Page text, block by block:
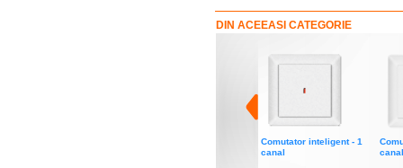
DIN ACEEASI CATEGORIE
Comutator inteligent - 1
canal